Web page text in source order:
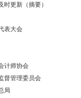
时更新（摘要）
表大会
计师协会
督管理委员会
局